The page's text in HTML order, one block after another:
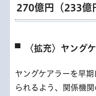
270億円（233億
〈拡充〉ヤング
ヤングケアラーを早
られるよう、関係機